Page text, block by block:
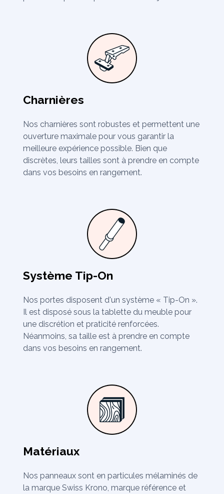
Charnières
Nos charnières sont robustes et permettent une
ouverture maximale pour vous garantir la
meilleure expérience possible. Bien que
discrètes, leurs tailles sont à prendre en compte
dans vos besoins en rangement.
Système Tip-On
Nos portes disposent d'un système « Tip-On ».
Il est disposé sous la tablette du meuble pour
une discrétion et praticité renforcées.
Néanmoins, sa taille est à prendre en compte
dans vos besoins en rangement.
Matériaux
Nos panneaux sont en particules mélaminés de
la marque Swiss Krono, marque référence et